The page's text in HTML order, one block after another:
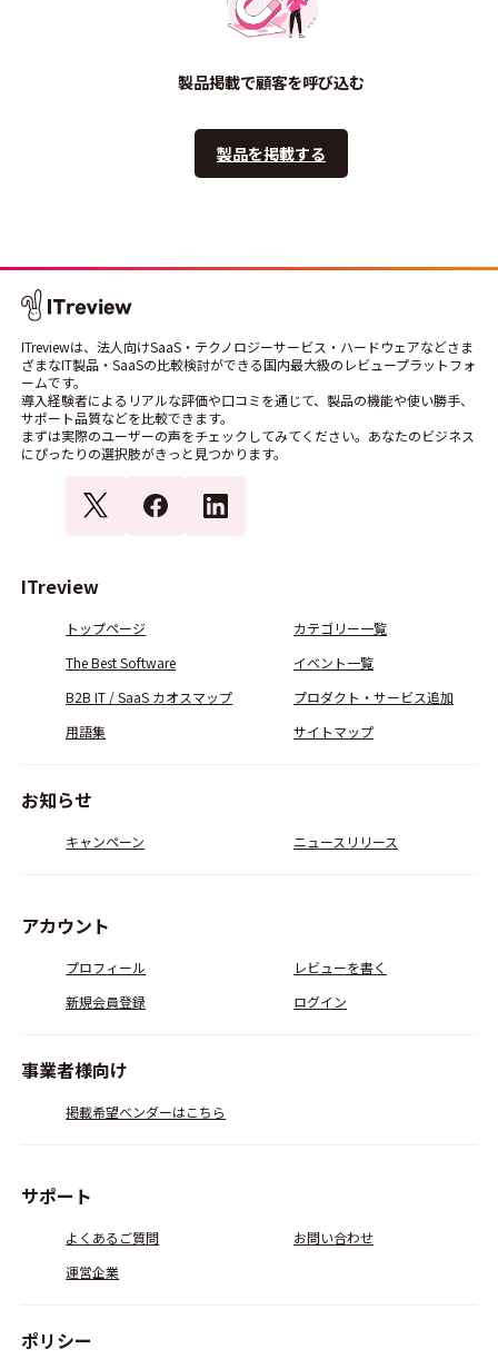
製品掲載で顧客を呼び込む
製品を掲載する
ITreviewは、法人向けSaaS・テクノロジーサービス・ハードウェアなどさま
ざまなIT製品・SaaSの比較検討ができる国内最大級のレビュープラットフォ
ームです。
導入経験者によるリアルな評価や口コミを通じて、製品の機能や使い勝手、
サポート品質などを比較できます。
まずは実際のユーザーの声をチェックしてみてください。あなたのビジネス
にぴったりの選択肢がきっと見つかります。
ITreview
トップページ
カテゴリー一覧
The Best Software
イベント一覧
B2B IT / SaaS カオスマップ
プロダクト・サービス追加
用語集
サイトマップ
お知らせ
キャンペーン ニュースリリース
アカウント
プロフィール
レビューを書く
新規会員登録
ログイン
事業者様向け
掲載希望ベンダーはこちら
サポート
よくあるご質問
お問い合わせ
運営企業
ポリシー